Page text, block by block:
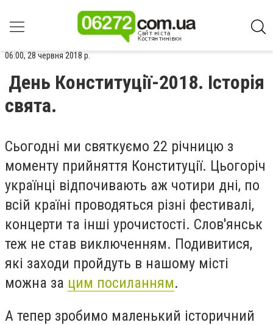
06:00, 28 червня 2018 р.
День Конституції-2018. Історія
свята.
Сьогодні ми святкуємо 22 річницю з
моменту прийняття Конституції. Цьогоріч
українці відпочивають аж чотири дні, по
всій країні проводяться різні фестивалі,
концерти та інші урочистості. Слов'янськ
теж не став виключенням. Подивитися,
які заходи пройдуть в нашому місті
можна за цим посиланням.
А тепер зробимо маленький історичний